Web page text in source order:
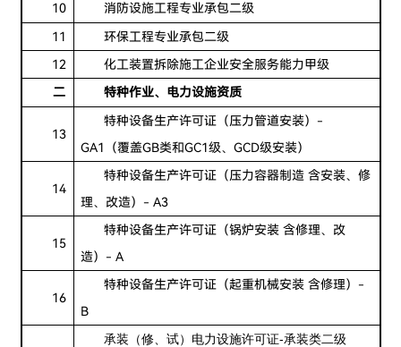
10
消防设施工程专业承包二级
11
环保工程专业承包二级
12
化工装置拆除施工企业安全服务能力甲级
二
特种作业、电力设施资质
13
特种设备生产许可证（压力管道安装）-
GA1（覆盖GB类和GC1级、GCD级安装）
14
特种设备生产许可证（压力容器制造 含安装、修
理、改造）- A3
15
特种设备生产许可证（锅炉安装 含修理、改
造）- A
16
特种设备生产许可证（起重机械安装 含修理）-
B
承装（修、试）电力设施许可证-承装类二级